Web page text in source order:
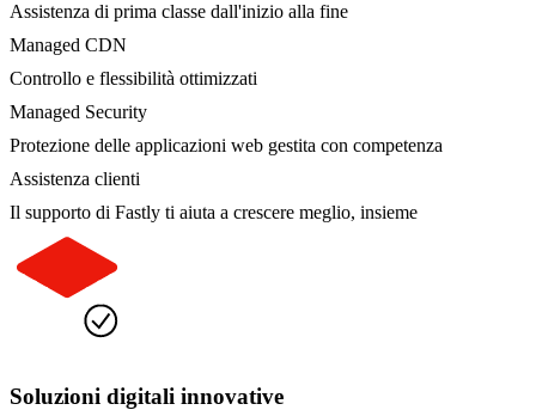
Assistenza di prima classe dall'inizio alla fine
Managed CDN
Controllo e flessibilità ottimizzati
Managed Security
Protezione delle applicazioni web gestita con competenza
Assistenza clienti
Il supporto di Fastly ti aiuta a crescere meglio, insieme
Soluzioni digitali innovative